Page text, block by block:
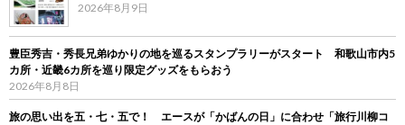
2026年8月9日
豊臣秀吉・秀長兄弟ゆかりの地を巡るスタンプラリーがスタート 和歌山市内5
カ所・近畿6カ所を巡り限定グッズをもらおう
2026年8月8日
旅の思い出を五・七・五で！ エースが「かばんの日」に合わせ「旅行川柳コ